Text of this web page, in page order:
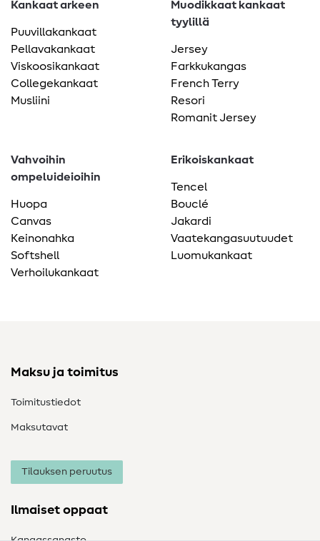
Kankaat arkeen
Puuvillakankaat
Pellavakankaat
Viskoosikankaat
Collegekankaat
Musliini
Muodikkaat kankaat
tyylillä
Jersey
Farkkukangas
French Terry
Resori
Romanit Jersey
Vahvoihin
ompeluideioihin
Huopa
Canvas
Keinonahka
Softshell
Verhoilukankaat
Erikoiskankaat
Tencel
Bouclé
Jakardi
Vaatekangasuutuudet
Luomukankaat
Maksu ja toimitus
Toimitustiedot
Maksutavat
Tilauksen peruutus
Ilmaiset oppaat